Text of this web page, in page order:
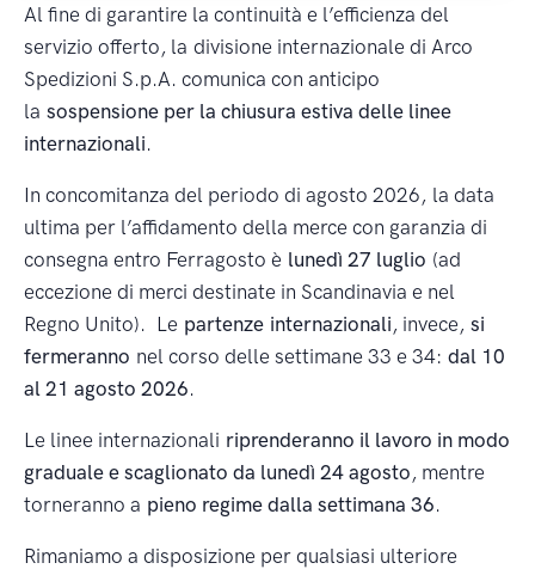
Al fine di garantire la continuità e l’efficienza del
servizio offerto, la divisione internazionale di Arco
Spedizioni S.p.A. comunica con anticipo
la sospensione per la chiusura estiva delle linee
internazionali.
In concomitanza del periodo di agosto 2026, la data
ultima per l’affidamento della merce con garanzia di
consegna entro Ferragosto è lunedì 27 luglio (ad
eccezione di merci destinate in Scandinavia e nel
Regno Unito). Le partenze internazionali, invece, si
fermeranno nel corso delle settimane 33 e 34: dal 10
al 21 agosto 2026.
Le linee internazionali riprenderanno il lavoro in modo
graduale e scaglionato da lunedì 24 agosto, mentre
torneranno a pieno regime dalla settimana 36.
Rimaniamo a disposizione per qualsiasi ulteriore